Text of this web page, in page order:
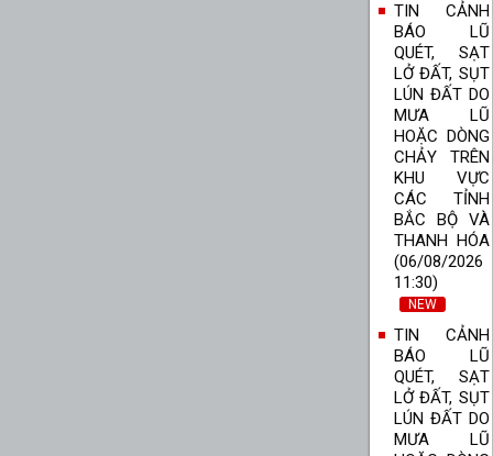
TIN CẢNH
BÁO LŨ
QUÉT, SẠT
LỞ ĐẤT, SỤT
LÚN ĐẤT DO
MƯA LŨ
HOẶC DÒNG
CHẢY TRÊN
KHU VỰC
CÁC TỈNH
BẮC BỘ VÀ
THANH HÓA
(06/08/2026
11:30)
NEW
TIN CẢNH
BÁO LŨ
QUÉT, SẠT
LỞ ĐẤT, SỤT
LÚN ĐẤT DO
MƯA LŨ